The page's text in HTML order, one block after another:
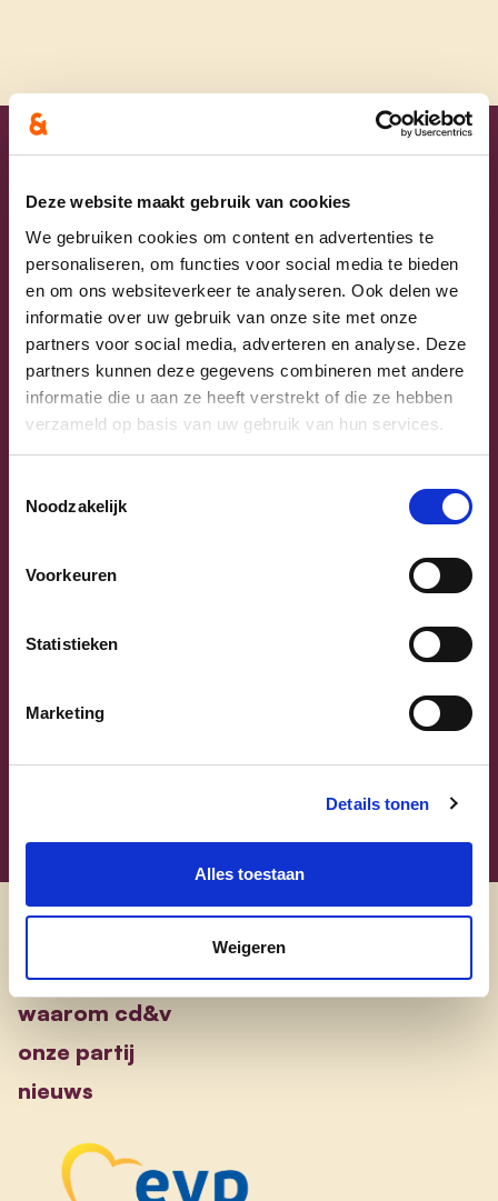
Deze website maakt gebruik van cookies
We gebruiken cookies om content en advertenties te
personaliseren, om functies voor social media te bieden
en om ons websiteverkeer te analyseren. Ook delen we
informatie over uw gebruik van onze site met onze
partners voor social media, adverteren en analyse. Deze
partners kunnen deze gegevens combineren met andere
informatie die u aan ze heeft verstrekt of die ze hebben
verzameld op basis van uw gebruik van hun services.
Noodzakelijk
Voorkeuren
Statistieken
Marketing
Details tonen
Alles toestaan
Weigeren
Uw lijsttrekkers
Sammy Mahdi
Sammy Mahdi
Previous Next
waarom cd&v
onze partij
nieuws